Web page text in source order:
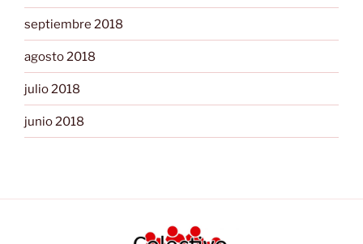
septiembre 2018
agosto 2018
julio 2018
junio 2018